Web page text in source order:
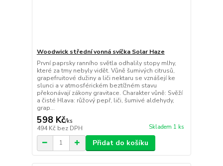
Woodwick střední vonná svíčka Solar Haze
První paprsky ranního světla odhalily stopy mlhy,
které za tmy nebyly vidět. Vůně šumivých citrusů,
grapefruitové dužiny a liči nektaru se vznášejí ke
slunci a v atmosférickém beztížném stavu
překonávají zákony gravitace. Charakter vůně: Svěží
a čisté Hlava: růžový pepř, liči, šumivé aldehydy,
grap...
598 Kč/ks
494 Kč bez DPH Skladem 1 ks
Přidat do košíku